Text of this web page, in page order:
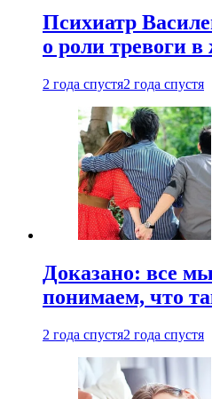
Психиатр
о роли тревоги
2 года спустя2 года спустя
Доказано: все
понимаем, что
2 года спустя2 года спустя